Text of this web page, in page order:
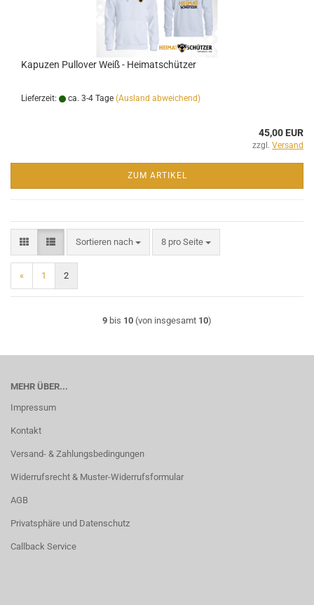
Kapuzen Pullover Weiß - Heimatschützer
Lieferzeit: ca. 3-4 Tage (Ausland abweichend)
45,00 EUR
zzgl. Versand
ZUM ARTIKEL
Sortieren nach
Sortieren nach 8 pro Seite
pro Seite
« 1 2
9 bis 10 (von insgesamt 10)
MEHR ÜBER...
Impressum
Kontakt
Versand- & Zahlungsbedingungen
Widerrufsrecht & Muster-Widerrufsformular
AGB
Privatsphäre und Datenschutz
Callback Service